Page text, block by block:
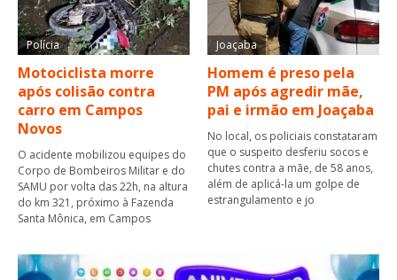
Polícia
Motociclista morre
após colisão contra
carro em Campos
Novos
O acidente mobilizou equipes do
Corpo de Bombeiros Militar e do
SAMU por volta das 22h, na altura
do km 321, próximo à Fazenda
Santa Mônica, em Campos
Joaçaba
Homem é preso pela
PM após agredir mãe,
pai e irmão em Joaçaba
No local, os policiais constataram
que o suspeito desferiu socos e
chutes contra a mãe, de 58 anos,
além de aplicá-la um golpe de
estrangulamento e jo